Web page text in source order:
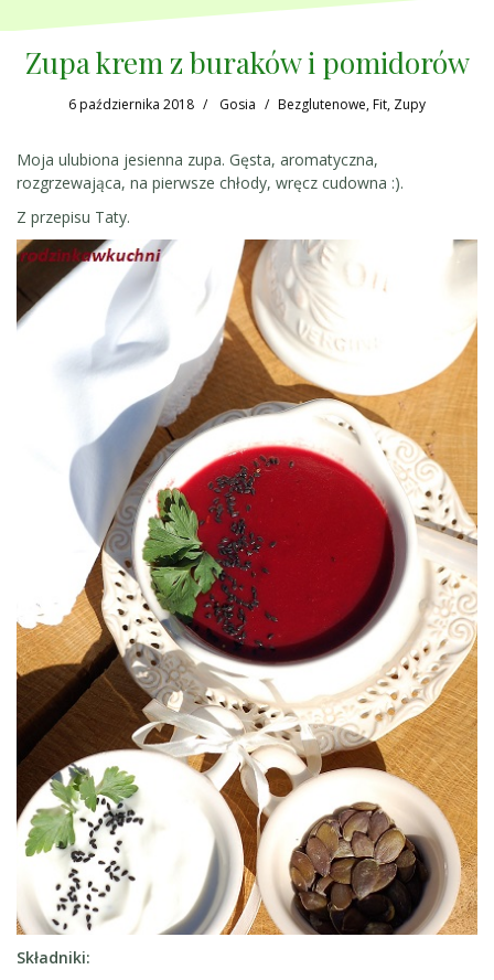
Zupa krem z buraków i pomidorów
6 października 2018 Gosia Bezglutenowe,Fit, Zupy
Moja ulubiona jesienna zupa. Gęsta, aromatyczna,
rozgrzewająca, na pierwsze chłody, wręcz cudowna :).
Z przepisu Taty.
Składniki: